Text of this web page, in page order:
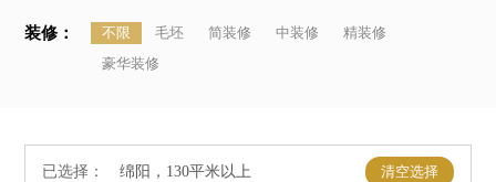
装修： 不限 毛坯 简装修 中装修
精装修
豪华装修
已选择： 清空选择